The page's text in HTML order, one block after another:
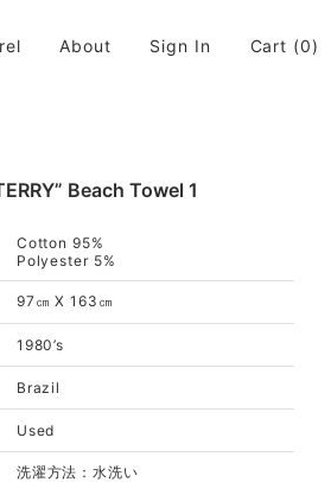
About Sign In Cart (0)
Beach Towel 1
Cotton 95%
Polyester 5%
97㎝ X 163㎝
1980’s
Brazil
Used
洗濯方法：水洗い